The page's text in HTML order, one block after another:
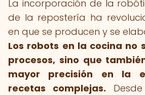
La incorporación de la
de la repostería ha
en que se producen y se
Los robots en la cocina no
procesos, sino que
mayor precisión en la
recetas complejas.